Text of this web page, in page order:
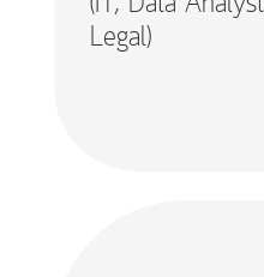
Legal)